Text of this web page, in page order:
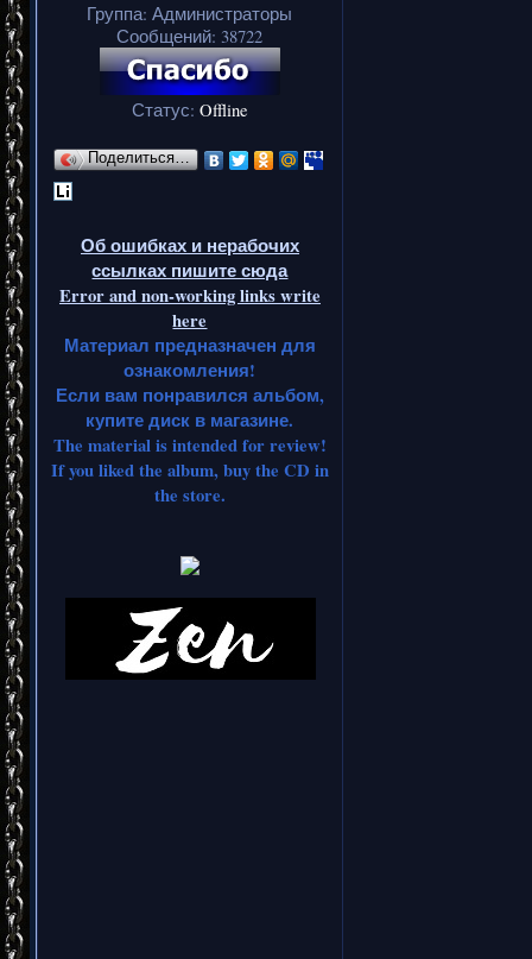
Группа: Администраторы
Сообщений: 38722
Статус: Offline
Поделиться…
Об ошибках и нерабочих
ссылках пишите сюда
Error and non-working links write
here
Материал предназначен для
ознакомления!
Если вам понравился альбом,
купите диск в магазине.
The material is intended for review!
If you liked the album, buy the CD in
the store.